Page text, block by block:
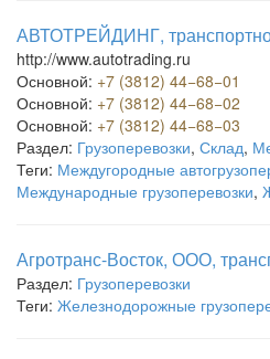
АВТОТРЕЙДИНГ,
http://www.autotrading.ru
Основной: +7 (3812) 44−68−01
Основной: +7 (3812) 44−68−02
Основной: +7 (3812) 44−68−03
Раздел: Грузоперевозки, Склад,
Теги: Междугородные
Международные грузоперевозки,
Агротранс-Восток, ООО,
Раздел: Грузоперевозки
Теги: Железнодорожные